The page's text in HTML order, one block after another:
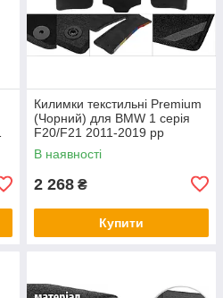
Килимки текстильні Premium
(Чорний) для BMW 1 серія
F20/F21 2011-2019 рр
В наявності
2 268 ₴
Купити